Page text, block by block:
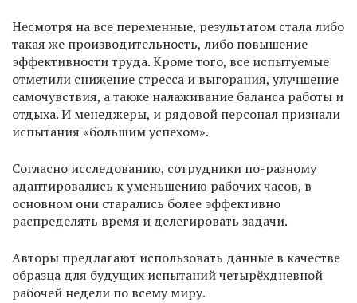
Несмотря на все переменные, результатом стала либо
такая же производительность, либо повышение
эффективности труда. Кроме того, все испытуемые
отметили снижение стресса и выгорания, улучшение
самочувствия, а также налаживание баланса работы и
отдыха. И менеджеры, и рядовой персонал признали
испытания «большим успехом».
Согласно исследованию, сотрудники по-разному
адаптировались к уменьшению рабочих часов, в
основном они старались более эффективно
распределять время и делегировать задачи.
Авторы предлагают использовать данные в качестве
образца для будущих испытаний четырёхдневной
рабочей недели по всему миру.